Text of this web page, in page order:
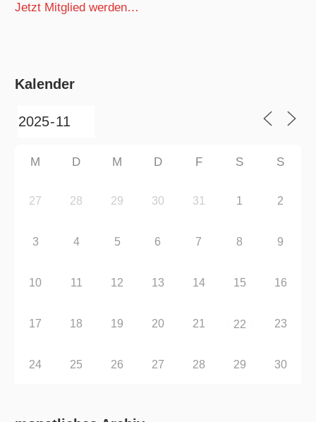
Jetzt Mitglied werden…
Kalender
M D M D F S S
27 28 29 30 31 1 2
3 4 5 6 7 8 9
10 11 12 13 14 15 16
17 18 19 20 21 22 23
24 25 26 27 28 29 30